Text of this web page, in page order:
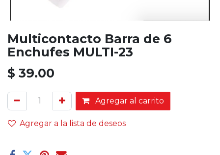
Multicontacto Barra de 6
Enchufes MULTI-23
$ 39.00
Agregar al carrito
Agregar a la lista de deseos